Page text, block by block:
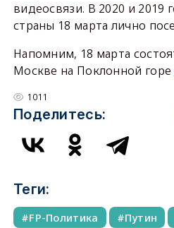
видеосвязи. В 2020 и 2019
страны 18 марта лично
Напомним, 18 марта
Москве на Поклонной горе
1011
Поделитесь:
Теги:
FP-Политика Путин